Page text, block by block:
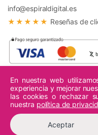
info@espiraldigital.es
★★★★★ Reseñas de
© 2026 Espiral Digital -
En nuestra web
experiencia y mejorar
las cookies o rechazar
nuestra política de
Aceptar